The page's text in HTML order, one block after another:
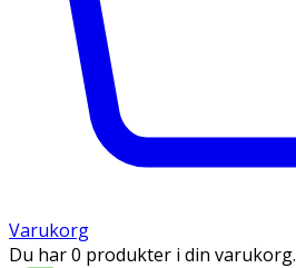
Varukorg
Du har 0 produkter i din varukorg.